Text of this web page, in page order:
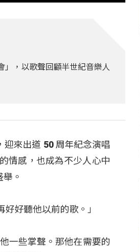
，以歌聲回顧半世紀音樂人
來出道 50 周年紀念演唱
情感，也成為不少人心中
。
好聽他以前的歌。」
一些掌聲。那他在需要的